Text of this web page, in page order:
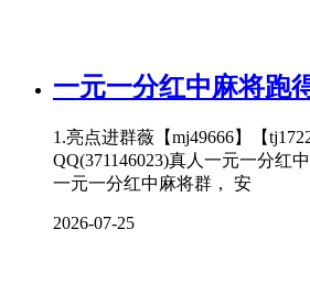
一元一分红中麻将跑
1.亮点进群薇【mj49666】【
QQ(371146023)真人一元一分红
一元一分红中麻将群， 安
2026-07-25